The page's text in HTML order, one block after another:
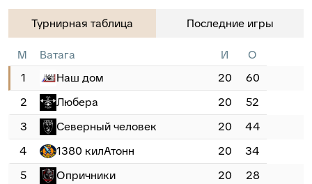
Турнирная таблица Последние игры
М Ватага И
О
1
Наш дом 20
60
2
Любера 20
52
3
Северный человек 20
44
4
1380 килАтонн 20
34
5
Опричники 20
28